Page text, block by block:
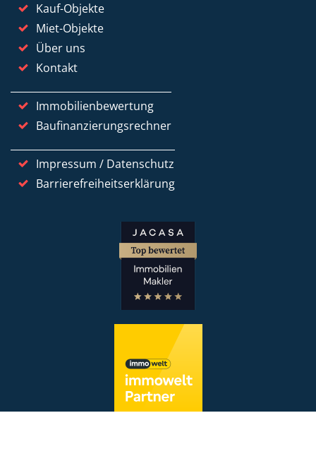
Kauf-Objekte
Miet-Objekte
Über uns
Kontakt
Immobilienbewertung
Baufinanzierungsrechner
Impressum / Datenschutz
Barrierefreiheitserklärung